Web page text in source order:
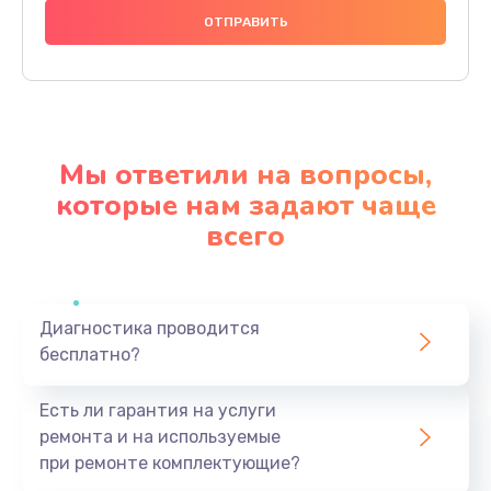
2990 руб.
Заказать
Замена видеокарты
Заказать
Мы ответили на вопросы,
которые нам задают чаще
всего
Диагностика проводится
бесплатно?
Есть ли гарантия на услуги
ремонта и на используемые
при ремонте комплектующие?